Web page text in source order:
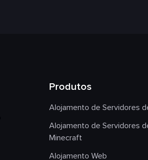
Produtos
Alojamento de Servidores
Alojamento de Servidores
Minecraft
Alojamento Web